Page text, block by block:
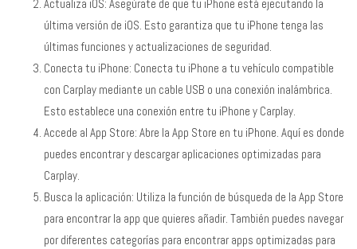
Actualiza iOS: Asegúrate de que tu iPhone está ejecutando la
última versión de iOS. Esto garantiza que tu iPhone tenga las
últimas funciones y actualizaciones de seguridad.
Conecta tu iPhone: Conecta tu iPhone a tu vehículo compatible
con Carplay mediante un cable USB o una conexión inalámbrica.
Esto establece una conexión entre tu iPhone y Carplay.
Accede al App Store: Abre la App Store en tu iPhone. Aquí es donde
puedes encontrar y descargar aplicaciones optimizadas para
Carplay.
Busca la aplicación: Utiliza la función de búsqueda de la App Store
para encontrar la app que quieres añadir. También puedes navegar
por diferentes categorías para encontrar apps optimizadas para